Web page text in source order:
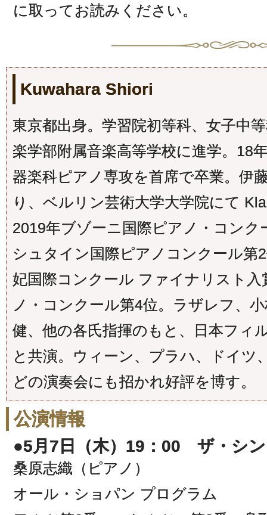
に取ってお読みください。
Kuwahara Shiori
東京都出身。学習院初等科、女子中
楽学部附属音楽高等学校に進学。18
器楽科ピアノ専攻を首席で卒業。伊
り、ベルリン芸術大学大学院にて
2019年ブゾーニ国際ピアノ・コンク
シュタイン国際ピアノコンクール第
妃国際コンクール ファイナリスト
ノ・コンクール第4位。ラザレフ、
健、他の各氏指揮のもと、日本フィ
と共演。ウィーン、プラハ、ドイツ
どの演奏会にも招かれ好評を博す。
公演情報
●5月7日（木）19：00 ザ・シ
桑原志織（ピアノ）
オール・ショパン プログラム